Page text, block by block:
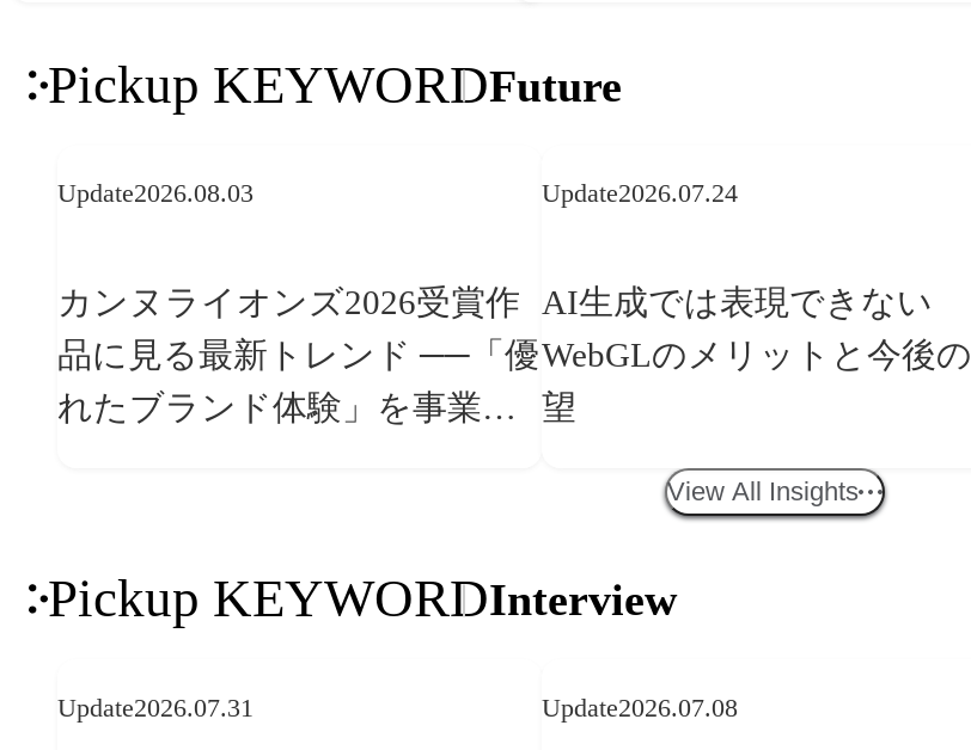
Pickup KEYWORDFuture
Update2026.08.03
カンヌライオンズ2026受賞作
品に見る最新トレンド ──「優
れたブランド体験」を事業と
Update2026.07.24
AI生成では表現できない
WebGLのメリットと今後
望
View All Insights
Pickup KEYWORDInterview
Update2026.07.31 Update2026.07.08